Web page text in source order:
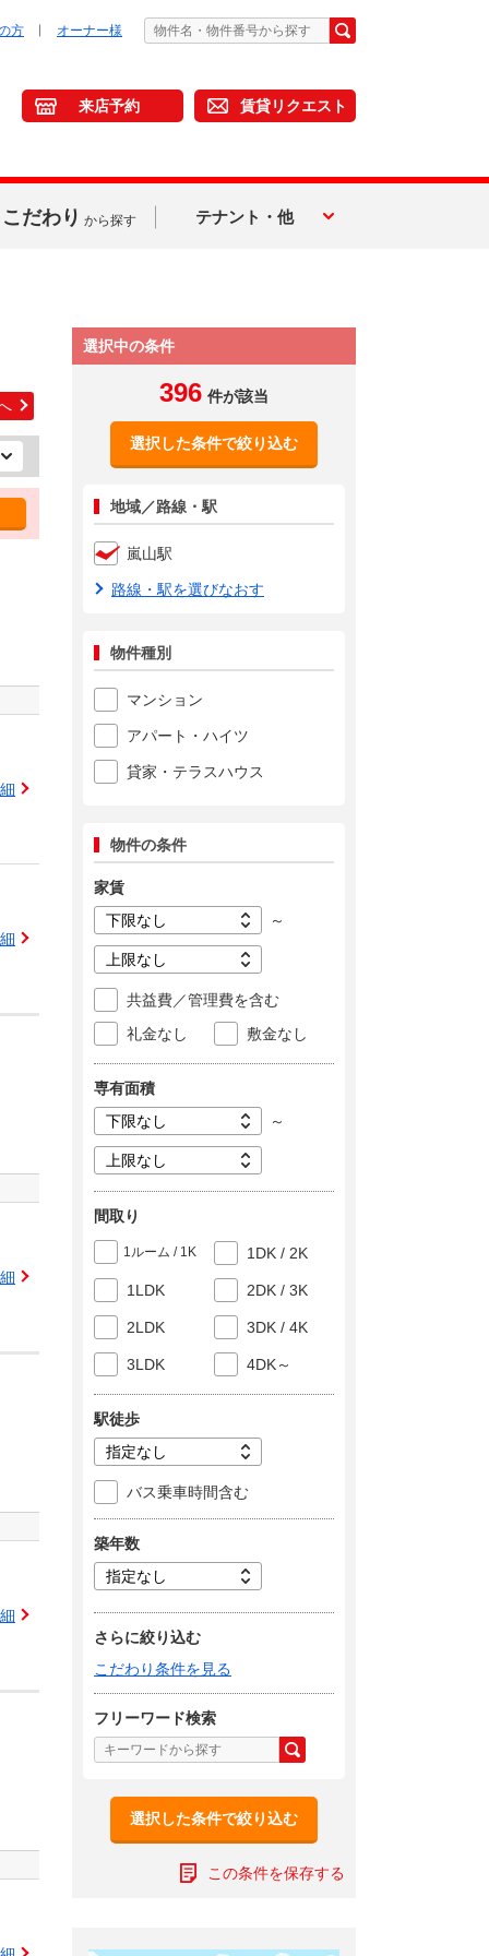
方 オーナー様
来店予約 賃貸リクエスト
こだわり から探す テナント・他
選択中の条件
396 件が該当
選択した条件で絞り込む
地域／路線・駅
嵐山駅
路線・駅を選びなおす
物件種別
マンション
アパート・ハイツ
貸家・テラスハウス
物件の条件
家賃
～
共益費／管理費を含む
礼金なし
敷金なし
専有面積
～
間取り
1ルーム / 1K 1DK / 2K
1LDK 2DK / 3K
2LDK 3DK / 4K
3LDK 4DK～
駅徒歩
バス乗車時間含む
築年数
さらに絞り込む
こだわり条件を見る
フリーワード検索
選択した条件で絞り込む
この条件を保存する